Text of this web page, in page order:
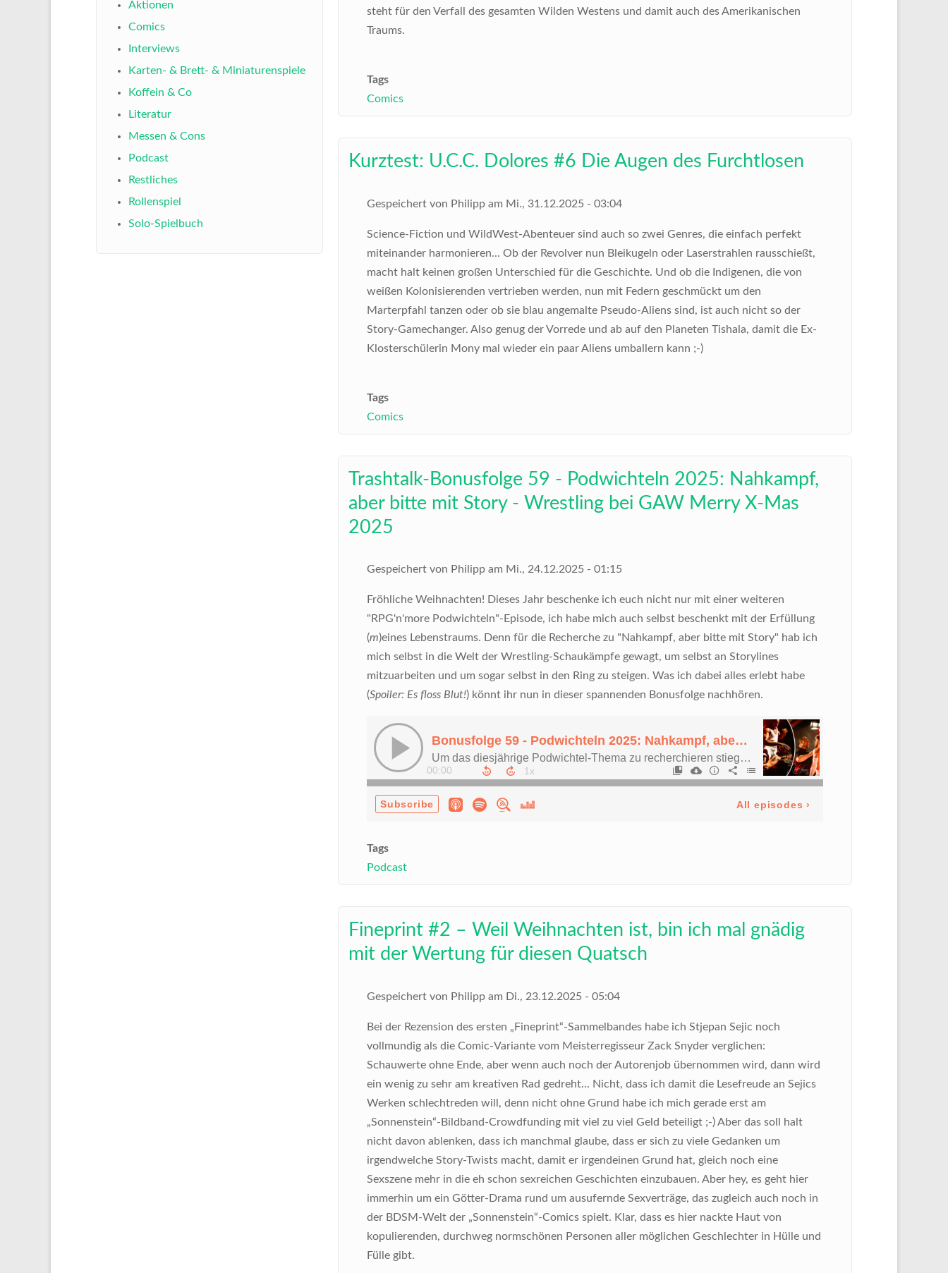
Aktionen
Comics
Interviews
Karten- & Brett- & Miniaturenspiele
Koffein & Co
Literatur
Messen & Cons
Podcast
Restliches
Rollenspiel
Solo-Spielbuch
steht für den Verfall des gesamten Wilden Westens und damit auch des Amerikanischen
Traums.
Tags
Comics
Kurztest: U.C.C. Dolores #6 Die Augen des Furchtlosen
Gespeichert von Philipp am Mi., 31.12.2025 - 03:04
Science-Fiction und WildWest-Abenteuer sind auch so zwei Genres, die einfach perfekt
miteinander harmonieren... Ob der Revolver nun Bleikugeln oder Laserstrahlen rausschießt,
macht halt keinen großen Unterschied für die Geschichte. Und ob die Indigenen, die von
weißen Kolonisierenden vertrieben werden, nun mit Federn geschmückt um den
Marterpfahl tanzen oder ob sie blau angemalte Pseudo-Aliens sind, ist auch nicht so der
Story-Gamechanger. Also genug der Vorrede und ab auf den Planeten Tishala, damit die Ex-
Klosterschülerin Mony mal wieder ein paar Aliens umballern kann ;-)
Tags
Comics
Trashtalk-Bonusfolge 59 - Podwichteln 2025: Nahkampf,
aber bitte mit Story - Wrestling bei GAW Merry X-Mas
2025
Gespeichert von Philipp am Mi., 24.12.2025 - 01:15
Fröhliche Weihnachten! Dieses Jahr beschenke ich euch nicht nur mit einer weiteren
"RPG'n'more Podwichteln"-Episode, ich habe mich auch selbst beschenkt mit der Erfüllung
(m)eines Lebenstraums. Denn für die Recherche zu "Nahkampf, aber bitte mit Story" hab ich
mich selbst in die Welt der Wrestling-Schaukämpfe gewagt, um selbst an Storylines
mitzuarbeiten und um sogar selbst in den Ring zu steigen. Was ich dabei alles erlebt habe
(Spoiler: Es floss Blut!) könnt ihr nun in dieser spannenden Bonusfolge nachhören.
Tags
Podcast
Fineprint #2 – Weil Weihnachten ist, bin ich mal gnädig
mit der Wertung für diesen Quatsch
Gespeichert von Philipp am Di., 23.12.2025 - 05:04
Bei der Rezension des ersten „Fineprint“-Sammelbandes habe ich Stjepan Sejic noch
vollmundig als die Comic-Variante vom Meisterregisseur Zack Snyder verglichen:
Schauwerte ohne Ende, aber wenn auch noch der Autorenjob übernommen wird, dann wird
ein wenig zu sehr am kreativen Rad gedreht... Nicht, dass ich damit die Lesefreude an Sejics
Werken schlechtreden will, denn nicht ohne Grund habe ich mich gerade erst am
„Sonnenstein“-Bildband-Crowdfunding mit viel zu viel Geld beteiligt ;-) Aber das soll halt
nicht davon ablenken, dass ich manchmal glaube, dass er sich zu viele Gedanken um
irgendwelche Story-Twists macht, damit er irgendeinen Grund hat, gleich noch eine
Sexszene mehr in die eh schon sexreichen Geschichten einzubauen. Aber hey, es geht hier
immerhin um ein Götter-Drama rund um ausufernde Sexverträge, das zugleich auch noch in
der BDSM-Welt der „Sonnenstein“-Comics spielt. Klar, dass es hier nackte Haut von
kopulierenden, durchweg normschönen Personen aller möglichen Geschlechter in Hülle und
Fülle gibt.